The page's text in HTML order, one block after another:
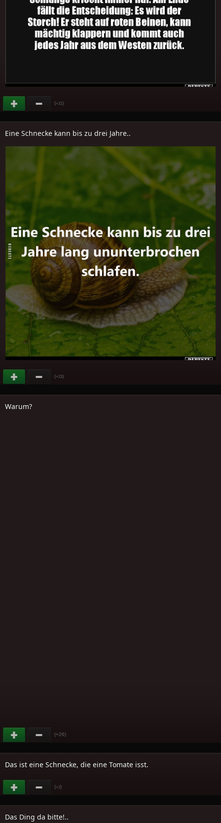
(+21)
Eine Schnecke kann bis zu drei Jahre..
(+23)
Warum?
(+26)
Das ist eine Schnecke, die eine Tomate isst.
(+2)
Das Ding da bitte!..